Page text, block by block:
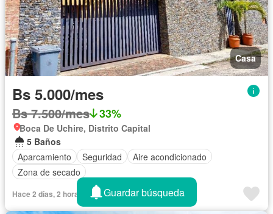
Casa
Bs 5.000/mes
Bs 7.500/mes 33%
Boca De Uchire, Distrito Capital
5 Baños
Aparcamiento
Seguridad
Aire acondicionado
Zona de secado
Hace 2 días, 2 horas Guardar búsqueda